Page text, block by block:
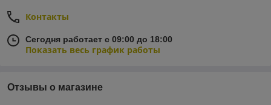
Контакты
Сегодня работает с 09:00 до 18:00
Показать весь график работы
Отзывы о магазине